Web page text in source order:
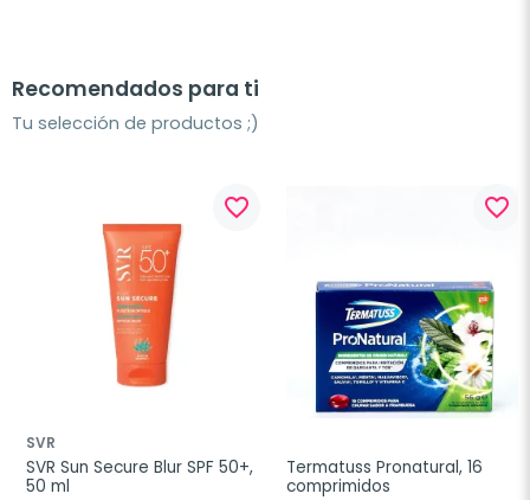
Recomendados para ti
Tu selección de productos ;)
favorite_border
SVR
SVR Sun Secure Blur SPF 50+,
50 ml
favorite_border
Termatuss Pronatural, 16
comprimidos